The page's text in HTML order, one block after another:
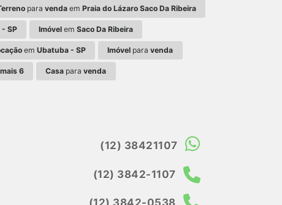
paravenda emPraia do Lázaro Saco Da Ribeira
SP Imóvel emSaco Da Ribeira
emUbatuba - SP Imóvel paravenda
6 Casa paravenda
(12) 38421107
(12) 3842-1107
(12) 3842-0538